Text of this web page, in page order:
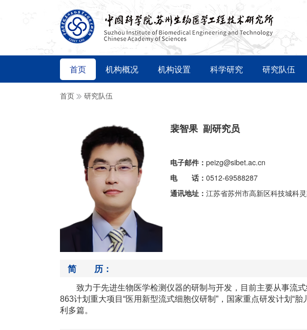
首页 机构概况 机构设置 科学研究 研究队伍
首页 研究队伍
裴智果 副研究员
电子邮件： peizg@sibet.ac.cn
电 话： 0512-69588287
通讯地址： 江苏省苏州市高新区科技城科
简 历：
致力于先进生物医学检测仪器的研制与开发，目前主要从事流
863计划重大项目 “医用新型流式细胞仪研制 ” ，国家重点研发计划“
利多篇。